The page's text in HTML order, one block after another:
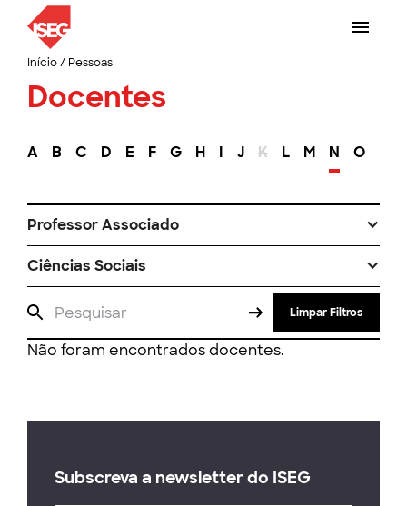
Início/ Pessoas
Docentes
A B C D E F G H I J K L M N O
Professor Associado
Ciências Sociais
Limpar Filtros
Não foram encontrados docentes.
Subscreva a newsletter do ISEG